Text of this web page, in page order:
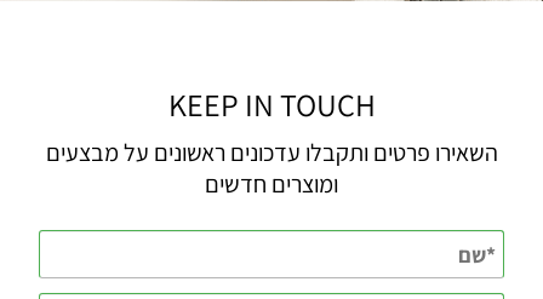
KEEP IN TOUCH
השאירו פרטים ותקבלו עדכונים ראשונים על מבצעים
ומוצרים חדשים